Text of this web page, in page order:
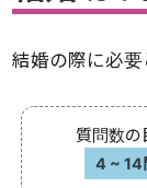
結婚の際に必要
質問数の
4 ~14